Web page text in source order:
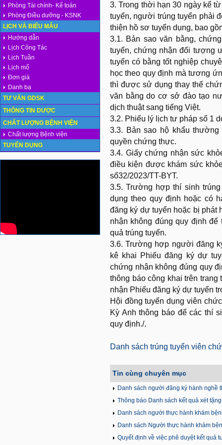
Phòng Tài chính- Kế toán
Phòng Điều dưỡng - KSNK
LỊCH VÀ BIỂU MẪU
Hướng dẫn
Lịch Công Tác
Lịch Tuần
Lịch mổ
Đơn giá
Danh bạ
TƯ VẤN GDSK
THÔNG TIN DƯỢC
CHẤT LƯỢNG BỆNH VIỆN
Chất lượng Bệnh viện
TUYỂN DỤNG
3. Trong thời hạn 30 ngày kể
tuyển, người trúng tuyển phải
thiện hồ sơ tuyển dụng, bao
3.1. Bản sao văn bằng,
tuyển, chứng nhận đối tượng
tuyển có bằng tốt nghiệp
học theo quy định mà tương
thì được sử dụng thay thế
văn bằng do cơ sở đào tạo
dịch thuật sang tiếng Việt.
3.2. Phiếu lý lịch tư pháp số 1
3.3. Bản sao hộ khẩu
quyền chứng thực.
3.4. Giấy chứng nhận sức
điều kiện được khám sức
số32/2023/TT-BYT.
3.5. Trường hợp thí sinh
dụng theo quy định hoặc có
đăng ký dự tuyển hoặc bị phát
nhận không đúng quy định
quả trúng tuyển.
3.6. Trường hợp người đăng
kê khai Phiếu đăng ký dự
chứng nhận không đúng quy
thông báo công khai trên
nhận Phiếu đăng ký dự tuyển
Hội đồng tuyển dụng viên
Kỳ Anh thông báo để các thí
quy định./.
Danh sách trúng tuyển viên
Tin cùng chuyên mục
Danh sách người đăng ký hành nghề
Thông báo Danh sách kết quả xét
Danh sách người thực hành khám
Danh sách Người thực hành khám
Quyết định về việc phê duyệt kết quả